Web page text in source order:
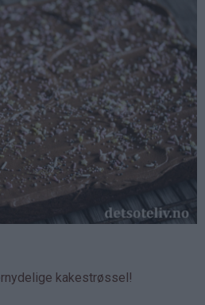
kakestrøssel!